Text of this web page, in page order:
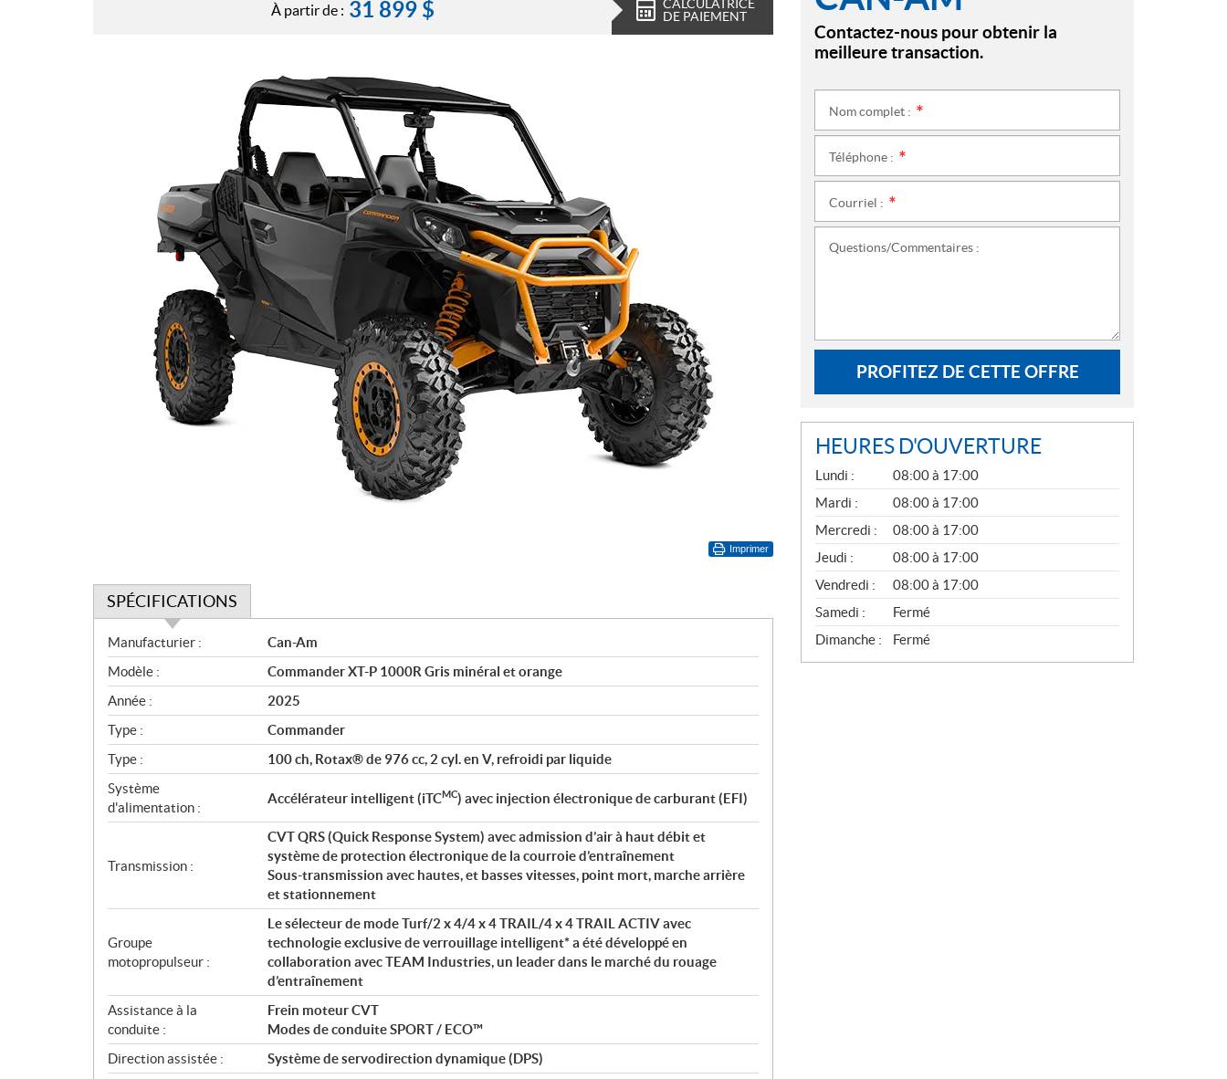
À partir de : 31 899 $
CALCULATRICE
DE PAIEMENT
Imprimer
SPÉCIFICATIONS
S
p
é
c
i
f
i
c
a
t
o
s
Manufacturier :
Can-Am
Modèle :
Commander XT-P 1000R Gris minéral et orange
Année :
2025
Type :
Commander
Type :
100 ch, Rotax® de 976 cc, 2 cyl. en V, refroidi par liquide
Système
d'alimentation :
Accélérateur intelligent (iTCMC) avec injection électronique de carburant (EFI)
Transmission :
CVT QRS (Quick Response System) avec admission d’air à haut débit et
système de protection électronique de la courroie d’entraînement
Sous-transmission avec hautes, et basses vitesses, point mort, marche arrière
et stationnement
Groupe
motopropulseur :
Le sélecteur de mode Turf/2 x 4/4 x 4 TRAIL/4 x 4 TRAIL ACTIV avec
technologie exclusive de verrouillage intelligent* a été développé en
collaboration avec TEAM Industries, un leader dans le marché du rouage
d’entraînement
Assistance à la
conduite :
Frein moteur CVT
Modes de conduite SPORT / ECO™
Direction assistée :
Système de servodirection dynamique (DPS)
Contactez-nous pour obtenir la
meilleure transaction.
Nom complet :
Téléphone :
Courriel :
Questions/Commentaires :
PROFITEZ DE CETTE OFFRE
HEURES D'OUVERTURE
G
É
N
É
R
A
L
Lundi :
08:00 à 17:00
Mardi :
08:00 à 17:00
Mercredi :
08:00 à 17:00
Jeudi :
08:00 à 17:00
Vendredi :
08:00 à 17:00
Samedi :
Fermé
Dimanche :
Fermé